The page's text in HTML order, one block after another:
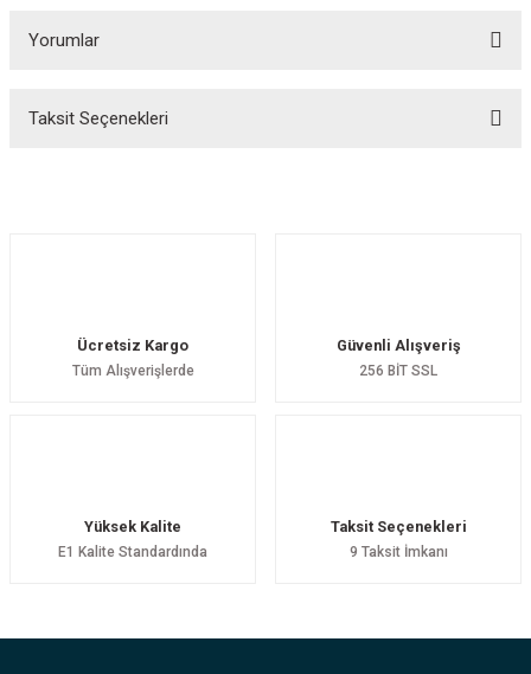
Yorumlar
Taksit Seçenekleri
Ücretsiz Kargo
Tüm Alışverişlerde
Güvenli Alışveriş
256 BİT SSL
Yüksek Kalite
E1 Kalite Standardında
Taksit Seçenekleri
9 Taksit İmkanı